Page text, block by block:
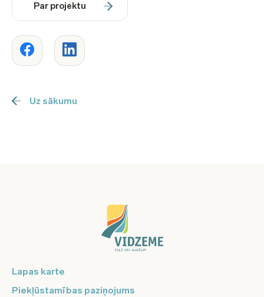
Par projektu
Uz sākumu
Lapas karte
Piekļūstamības paziņojums